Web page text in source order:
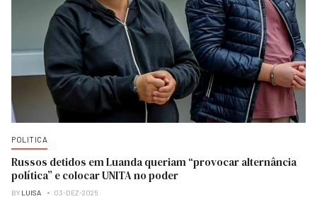
POLITICA
Russos detidos em Luanda queriam “provocar alternância
política” e colocar UNITA no poder
BY LUISA 03-DEZ-2025